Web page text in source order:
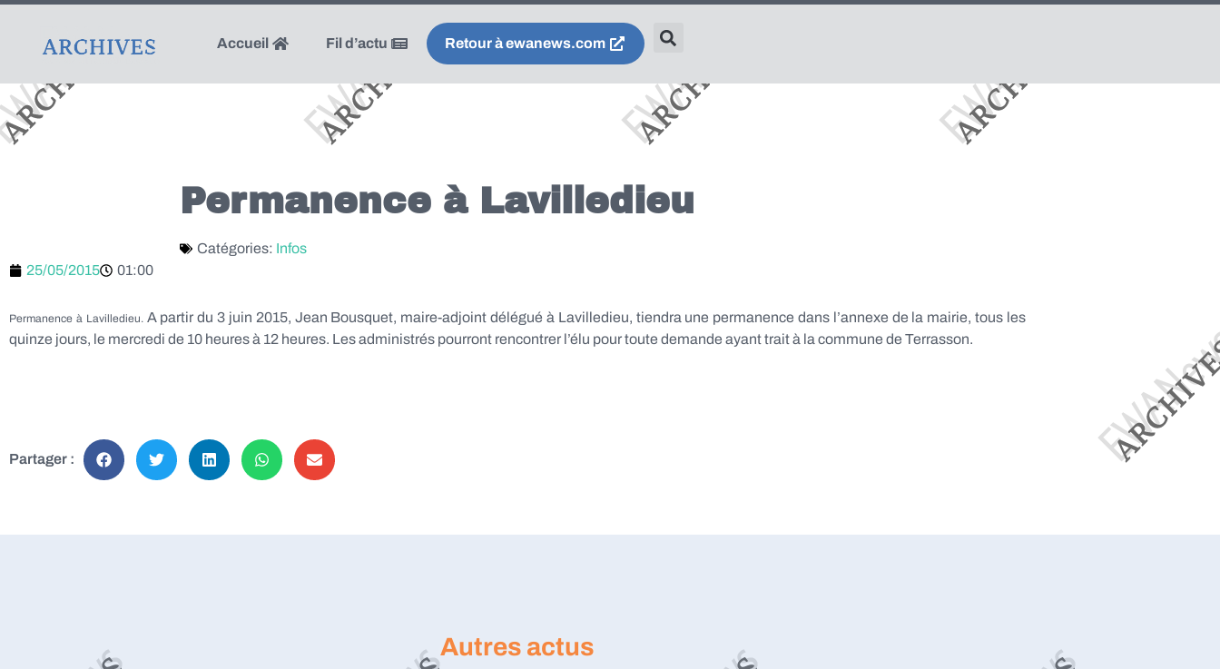
Accueil Fil d’actu Retour à ewanews.com
Permanence à Lavilledieu
Catégories: Infos
25/05/2015
01:00
Permanence à Lavilledieu. A partir du 3 juin 2015, Jean Bousquet, maire-adjoint délégué à Lavilledieu, tiendra une permanence dans l’annexe de la mairie, tous les
quinze jours, le mercredi de 10 heures à 12 heures. Les administrés pourront rencontrer l’élu pour toute demande ayant trait à la commune de Terrasson.
Partager :
Autres actus